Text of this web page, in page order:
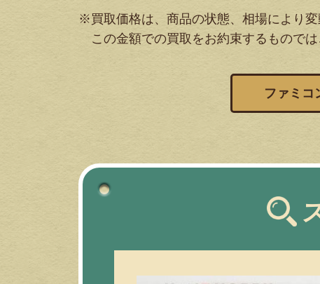
※買取価格は、商品の状態、相場により変
この金額での買取をお約束するもので
ファミコ